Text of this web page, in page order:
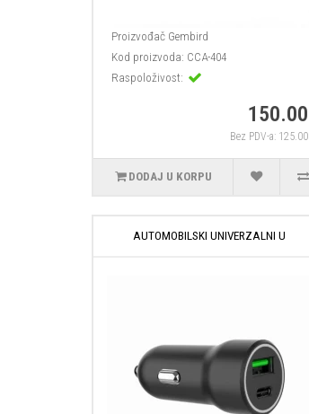
Proizvođač Gembird
Kod proizvoda: CCA-404
Raspoloživost:
150.00
Bez PDV-a: 125.00
DODAJ U KORPU
AUTOMOBILSKI UNIVERZALNI U